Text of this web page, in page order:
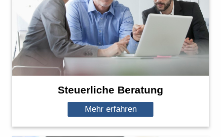
Steuerliche Beratung
Mehr erfahren